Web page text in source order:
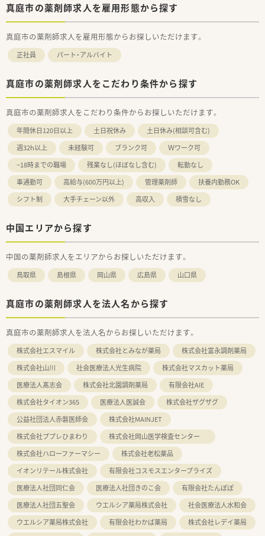
真庭市の薬剤師求人を雇用形態から探す
真庭市の薬剤師求人を雇用形態からお探しいただけます。
正社員 パート・アルバイト
真庭市の薬剤師求人をこだわり条件から探す
真庭市の薬剤師求人をこだわり条件からお探しいただけます。
年間休日120日以上 土日祝休み
土日休み(相談可含む)
週32h以上
未経験可 ブランク可
Ｗワーク可
~18時までの職場
残業なし(ほぼなし含む)
転勤なし
車通勤可
高給与(600万円以上) 管理薬剤師
扶養内勤務OK
シフト制
大手チェーン以外 高収入 積雪なし
中国エリアから探す
中国の薬剤師求人をエリアからお探しいただけます。
鳥取県 島根県 岡山県 広島県 山口県
真庭市の薬剤師求人を法人名から探す
真庭市の薬剤師求人を法人名からお探しいただけます。
株式会社エスマイル 株式会社とみなが薬局
株式会社富永調剤薬局
株式会社山川
社会医療法人光生病院
株式会社マスカット薬局
医療法人髙志会
株式会社北園調剤薬局
有限会社AIE
株式会社タイオン365
医療法人医誠会
株式会社ザグザグ
公益社団法人赤磐医師会
株式会社MAINJET
株式会社ププレひまわり
株式会社岡山医学検査センター
株式会社ハローファーマシー
株式会社老松薬品
イオンリテール株式会社
有限会社コスモスエンタープライズ
医療法人社団同仁会
医療法人社団きのこ会
有限会社たんぽぽ
医療法人社団五聖会
ウエルシア薬局株式会社
社会医療法人水和会
ウエルシア薬局株式会社
有限会社わかば薬局
株式会社レデイ薬局